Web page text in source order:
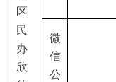
区
民
办
欣
微
信
公